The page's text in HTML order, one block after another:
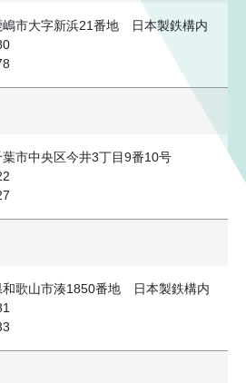
市大字新浜21番地 日本製鉄構内
市中央区今井3丁目9番10号
歌山市湊1850番地 日本製鉄構内